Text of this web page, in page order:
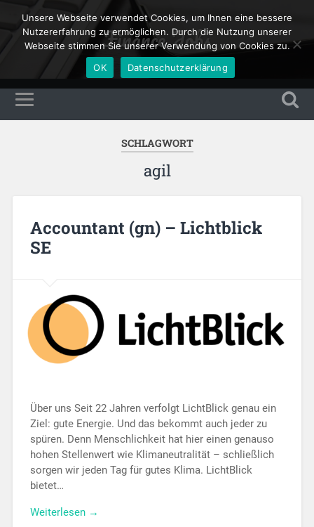
Finance Jobs
SCHLAGWORT
agil
Accountant (gn) – Lichtblick
SE
Über uns Seit 22 Jahren verfolgt LichtBlick genau ein
Ziel: gute Energie. Und das bekommt auch jeder zu
spüren. Denn Menschlichkeit hat hier einen genauso
hohen Stellenwert wie Klimaneutralität – schließlich
sorgen wir jeden Tag für gutes Klima. LichtBlick
bietet…
Weiterlesen →
Unsere Webseite verwendet Cookies, um Ihnen eine bessere
Nutzererfahrung zu ermöglichen. Durch die Nutzung unserer
Webseite stimmen Sie unserer Verwendung von Cookies zu.
OK
Datenschutzerklärung